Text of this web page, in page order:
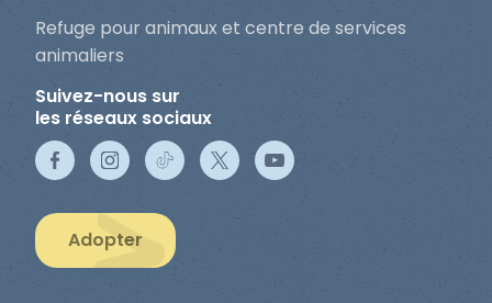
Refuge pour animaux et centre de services
animaliers
Suivez-nous sur
les réseaux sociaux
Adopter